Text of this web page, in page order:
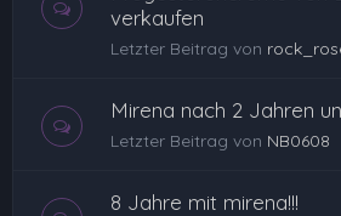
verkaufen
Letzter Beitrag von
Mirena nach 2 Jahren
Letzter Beitrag von NB0608
8 Jahre mit mirena!!!